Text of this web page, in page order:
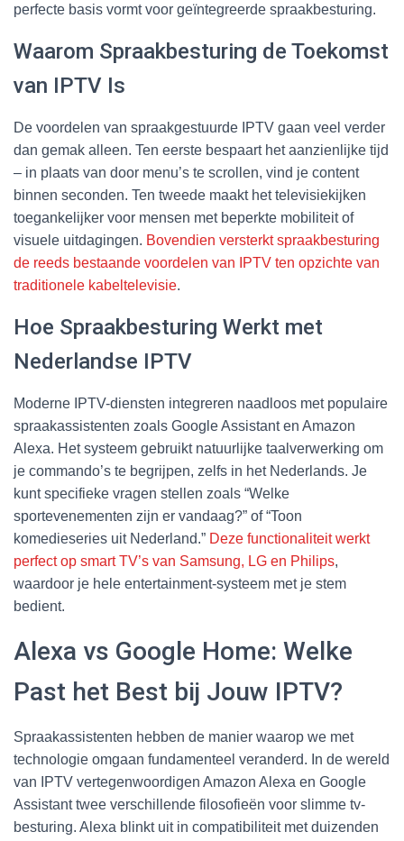
perfecte basis vormt voor geïntegreerde spraakbesturing.
Waarom Spraakbesturing de Toekomst
van IPTV Is
De voordelen van spraakgestuurde IPTV gaan veel verder
dan gemak alleen. Ten eerste bespaart het aanzienlijke tijd
– in plaats van door menu’s te scrollen, vind je content
binnen seconden. Ten tweede maakt het televisiekijken
toegankelijker voor mensen met beperkte mobiliteit of
visuele uitdagingen. Bovendien versterkt spraakbesturing
de reeds bestaande voordelen van IPTV ten opzichte van
traditionele kabeltelevisie.
Hoe Spraakbesturing Werkt met
Nederlandse IPTV
Moderne IPTV-diensten integreren naadloos met populaire
spraakassistenten zoals Google Assistant en Amazon
Alexa. Het systeem gebruikt natuurlijke taalverwerking om
je commando’s te begrijpen, zelfs in het Nederlands. Je
kunt specifieke vragen stellen zoals “Welke
sportevenementen zijn er vandaag?” of “Toon
komedieseries uit Nederland.” Deze functionaliteit werkt
perfect op smart TV’s van Samsung, LG en Philips,
waardoor je hele entertainment-systeem met je stem
bedient.
Alexa vs Google Home: Welke
Past het Best bij Jouw IPTV?
Spraakassistenten hebben de manier waarop we met
technologie omgaan fundamenteel veranderd. In de wereld
van IPTV vertegenwoordigen Amazon Alexa en Google
Assistant twee verschillende filosofieën voor slimme tv-
besturing. Alexa blinkt uit in compatibiliteit met duizenden